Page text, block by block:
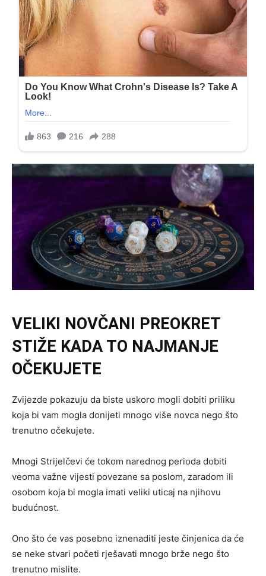
VELIKI NOVČANI PREOKRET
STIŽE KADA TO NAJMANJE
OČEKUJETE
Zvijezde pokazuju da biste uskoro mogli dobiti priliku
koja bi vam mogla donijeti mnogo više novca nego što
trenutno očekujete.
Mnogi Strijelčevi će tokom narednog perioda dobiti
veoma važne vijesti povezane sa poslom, zaradom ili
osobom koja bi mogla imati veliki uticaj na njihovu
budućnost.
Ono što će vas posebno iznenaditi jeste činjenica da će
se neke stvari početi rješavati mnogo brže nego što
trenutno mislite.